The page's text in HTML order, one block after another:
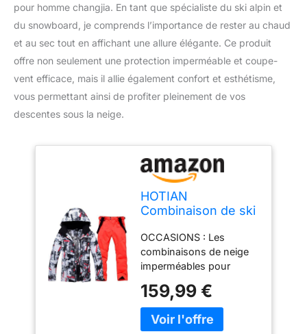
pour homme changjia. En tant que spécialiste du ski alpin et
du snowboard, je comprends l’importance de rester au chaud
et au sec tout en affichant une allure élégante. Ce produit
offre non seulement une protection imperméable et coupe-
vent efficace, mais il allie également confort et esthétisme,
vous permettant ainsi de profiter pleinement de vos
descentes sous la neige.
HOTIAN
Combinaison de ski
Veste et pantalon -
Ensemble d'hiver
chaud pour la
neige, le ski, la
randonnée,
l'escalade, le
snowboard isolé, L
OCCASIONS : Les
combinaisons de neige
imperméables pour
pour le ski, le
snowboard, le patinage,
la randonnée, l'escalade,
159,99 €